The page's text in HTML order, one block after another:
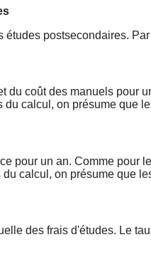
études postsecondaires.
du coût des manuels pour
du calcul, on présume que
pour un an. Comme pour
calcul, on présume que
des frais d'études. Le